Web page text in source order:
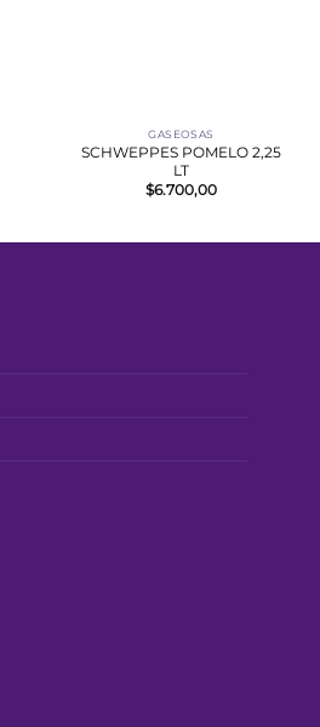
GASEOSAS
SCHWEPPES POMELO 2,25
LT
$6.700,00